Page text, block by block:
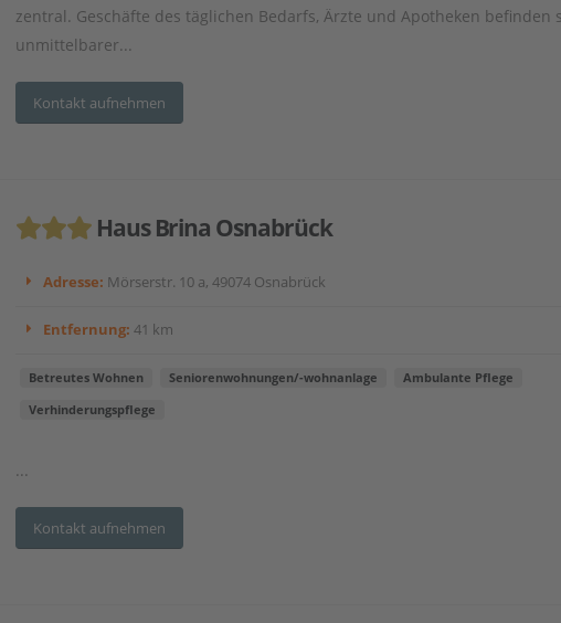
zentral. Geschäfte des täglichen Bedarfs, Ärzte und Apotheken befinden
unmittelbarer...
Kontakt aufnehmen
Haus Brina Osnabrück
Adresse: Mörserstr. 10 a, 49074 Osnabrück
Entfernung: 41 km
Betreutes Wohnen Seniorenwohnungen/-wohnanlage Ambulante Pflege
Verhinderungspflege
...
Kontakt aufnehmen